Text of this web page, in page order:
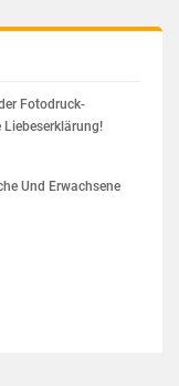
Fotodruck-
Und Erwachsene